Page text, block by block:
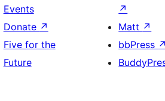
Events
Donate ↗
Five for the
Future
↗
Matt ↗
bbPress